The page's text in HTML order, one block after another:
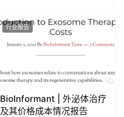
行业报告
BioInformant | 外泌体治疗
及其价格成本情况报告